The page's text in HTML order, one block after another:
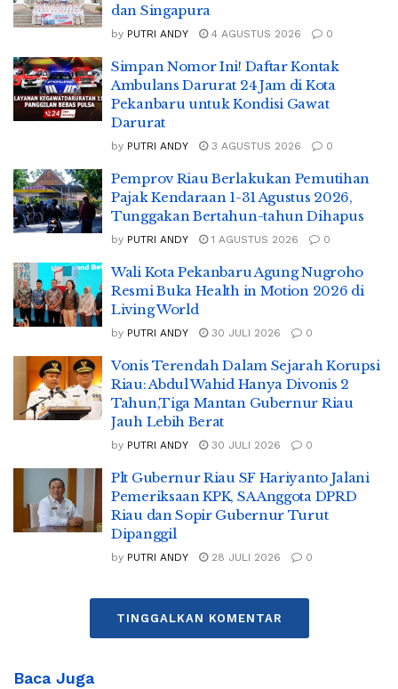
dan Singapura
by PUTRI ANDY 4 AGUSTUS 2026 0
Simpan Nomor Ini! Daftar Kontak
Ambulans Darurat 24 Jam di Kota
Pekanbaru untuk Kondisi Gawat
Darurat
by PUTRI ANDY 3 AGUSTUS 2026 0
Pemprov Riau Berlakukan Pemutihan
Pajak Kendaraan 1-31 Agustus 2026,
Tunggakan Bertahun-tahun Dihapus
by PUTRI ANDY 1 AGUSTUS 2026 0
Wali Kota Pekanbaru Agung Nugroho
Resmi Buka Health in Motion 2026 di
Living World
by PUTRI ANDY 30 JULI 2026 0
Vonis Terendah Dalam Sejarah Korupsi
Riau: Abdul Wahid Hanya Divonis 2
Tahun,Tiga Mantan Gubernur Riau
Jauh Lebih Berat
by PUTRI ANDY 30 JULI 2026 0
Plt Gubernur Riau SF Hariyanto Jalani
Pemeriksaan KPK, SA Anggota DPRD
Riau dan Sopir Gubernur Turut
Dipanggil
by PUTRI ANDY 28 JULI 2026 0
TINGGALKAN KOMENTAR
Baca Juga